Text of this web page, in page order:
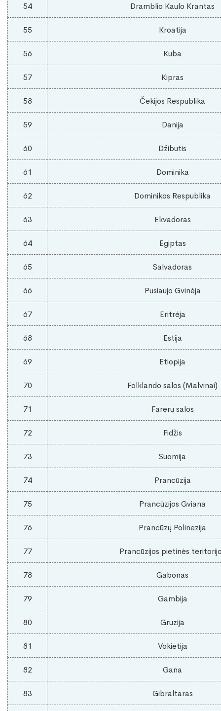
54 Dramblio Kaulo Krantas
55 Kroatija
56 Kuba
57 Kipras
58 Čekijos Respublika
59 Danija
60 Džibutis
61 Dominika
62 Dominikos Respublika
63 Ekvadoras
64 Egiptas
65 Salvadoras
66 Pusiaujo Gvinėja
67 Eritrėja
68 Estija
69 Etiopija
70 Folklando salos (Malvinai)
71 Farerų salos
72 Fidžis
73 Suomija
74 Prancūzija
75 Prancūzijos Gviana
76 Prancūzų Polinezija
77 Prancūzijos pietinės
78 Gabonas
79 Gambija
80 Gruzija
81 Vokietija
82 Gana
83 Gibraltaras